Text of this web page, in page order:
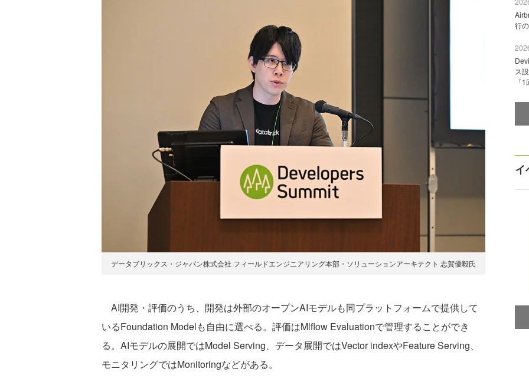
データブリックス・ジャパン株式会社 フィールドエンジニアリング本部・ソリューションアーキテクト 志賀優毅氏
AI開発・評価のうち、開発は外部のオープンAIモデルも同プラットフォームで提供して
いるFoundation Modelも自由に選べる。評価はMlflow Evaluationで管理することができ
る。AIモデルの展開ではModel Serving、データ展開ではVector indexやFeature Serving、
モニタリングではMonitoringなどがある。
行
ス
「
イ